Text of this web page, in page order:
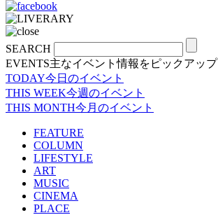
SEARCH
EVENTS主なイベント情報をピックアップ
TODAY今日のイベント
THIS WEEK今週のイベント
THIS MONTH今月のイベント
FEATURE
COLUMN
LIFESTYLE
ART
MUSIC
CINEMA
PLACE